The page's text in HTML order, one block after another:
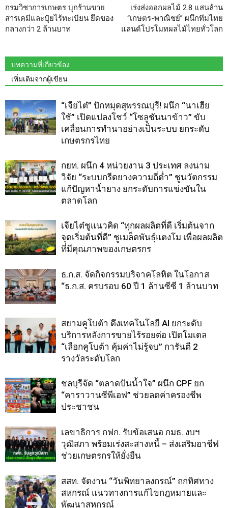
กรมวิชาการเกษตร บุกร้านขาย
สารเคมีและปุ๋ยไร้ทะเบียน ยึดของ
กลางกว่า 2 ล้านบาท
เร่งส่งออกผลไม้ 2.8 แสนล้าน
“เกษตร-พาณิชย์” ผนึกทีมไทย
แลนด์โปรโมทผลไม้ไทยทั่วโลก
บทความที่เกี่ยวข้อง
เพิ่มเติมจากผู้เขียน
“เจียไต๋” ปักหมุดสุพรรณบุรี! ผนึก “นาเฮีย
ใช้” เปิดแปลงโชว์ “โซลูชันนาข้าว” ขับ
เคลื่อนการทำนาอย่างเป็นระบบ ยกระดับ
เกษตรกรไทย
กยท. ผนึก 4 หน่วยงาน 3 ประเทศ ลงนาม
วิจัย “ระบบกรีดยางความถี่ต่ำ” ชูนวัตกรรม
แก้ปัญหาน้ำยาง ยกระดับการแข่งขันใน
ตลาดโลก
เจียไต๋ชูแนวคิด “ทุกผลผลิตที่ดี เริ่มต้นจาก
จุดเริ่มต้นที่ดี” ชูเมล็ดพันธุ์แตงโม เพื่อผลผลิต
ที่มีคุณภาพของเกษตรกร
ธ.ก.ส. จัดกิจกรรมบริจาคโลหิต ในโอกาส
“ธ.ก.ส. ครบรอบ 60 ปี 1 ล้านซีซี 1 ล้านบาท
สยามคูโบต้า ดึงเทคโนโลยี AI ยกระดับ
บริการหลังการขายไร้รอยต่อ เปิดโมเดล
“เลือกคูโบต้า คุ้มค่าไม่รู้จบ” การันตี 2
รางวัลระดับโลก
ชลบุรีจัด “ตลาดปันน้ำใจ” ผนึก CPF ยก
“คาราวานซีพีเอฟ” ช่วยลดค่าครองชีพ
ประชาชน
เลขาธิการ กฟก. รับข้อเสนอ กมธ. งบฯ
วุฒิสภา พร้อมเร่งสะสางหนี้ – ส่งเสริมอาชีฟ
ช่วยเกษตรกรให้ยั่งยืน
สสท. จัดงาน “วันพิทยาลงกรณ์” ถกทิศทาง
สหกรณ์ แนวทางการแก้ไขกฎหมายและ
พัฒนาสหกรณ์